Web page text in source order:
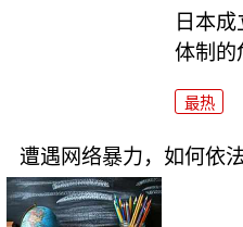
日本
体制的
最热
遭遇网络暴力，如何依